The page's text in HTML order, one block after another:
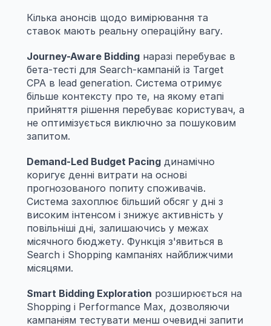
Кілька анонсів щодо вимірювання та
ставок мають реальну операційну вагу.
Journey-Aware Bidding наразі перебуває в
бета-тесті для Search-кампаній із Target
CPA в lead generation. Система отримує
більше контексту про те, на якому етапі
прийняття рішення перебуває користувач, а
не оптимізується виключно за пошуковим
запитом.
Demand-Led Budget Pacing динамічно
коригує денні витрати на основі
прогнозованого попиту споживачів.
Система захоплює більший обсяг у дні з
високим інтенсом і знижує активність у
повільніші дні, залишаючись у межах
місячного бюджету. Функція з'явиться в
Search і Shopping кампаніях найближчими
місяцями.
Smart Bidding Exploration розширюється на
Shopping і Performance Max, дозволяючи
кампаніям тестувати менш очевидні запити